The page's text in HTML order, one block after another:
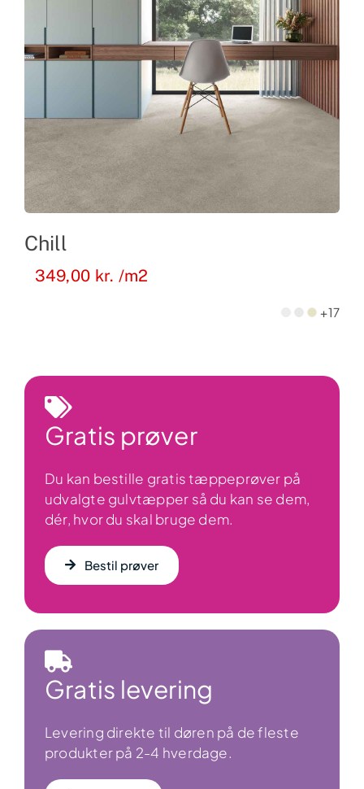
Chill
349,00 kr. /m2
+17
Gratis prøver
Du kan bestille gratis tæppeprøver på
udvalgte gulvtæpper så du kan se dem,
dér, hvor du skal bruge dem.
Bestil prøver
Gratis levering
Levering direkte til døren på de fleste
produkter på 2-4 hverdage.